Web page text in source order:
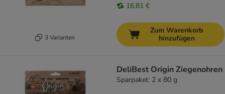
3 Varianten
16,81 €
Zum Warenkorb
hinzufügen
DeliBest Origin Ziegenohren
Sparpaket: 2 x 80 g